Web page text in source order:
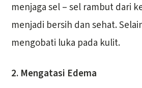
menjaga sel – sel rambut dari
menjadi bersih dan sehat.
mengobati luka pada kulit.
2. Mengatasi Edema